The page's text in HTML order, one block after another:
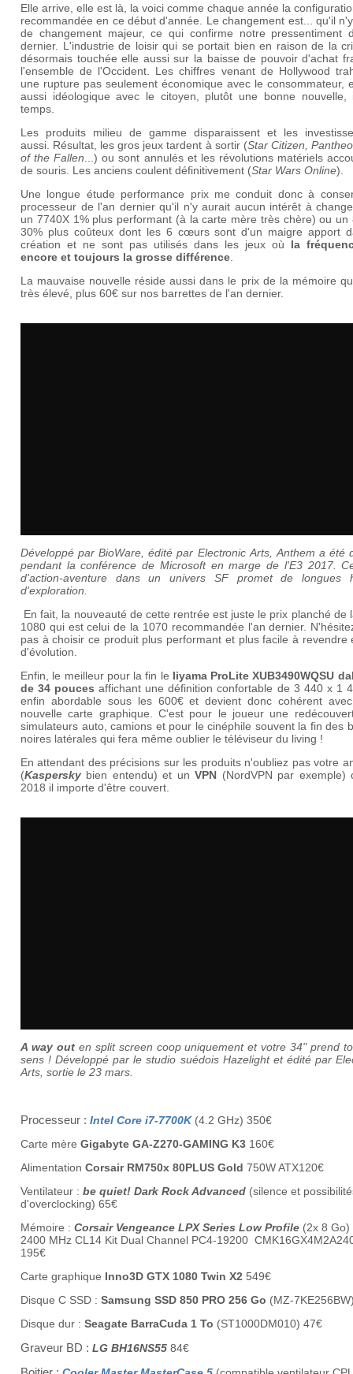
Elle arrive, elle est là, la voici comme chaque année la
recommandée en ce début d'année. Le changement est... qu'il
de changement majeur, ce qui confirme notre pressentiment
dernier. L'industrie de loisir qui se portait bien en raison de la
désormais touchée elle aussi sur la baisse de pouvoir d'achat
l'ensemble de l'Occident. Les chiffres venant de Hollywood
une rupture pas seulement économique avec le consommateur,
aussi idéologique avec le citoyen, plutôt une bonne nouvelle,
temps.
Les produits milieu de gamme disparaissent et les
aussi. Résultat, les gros jeux tardent à sortir (Star Citizen,
of the Fallen ...) ou sont annulés et les révolutions matériels
de souris. Les anciens coulent définitivement (Star Wars Online).
Une longue étude performance prix me conduit donc à
processeur de l'an dernier qu'il n'y aurait aucun intérêt à
un 7740X 1% plus performant (à la carte mère très chère) ou un
30% plus coûteux dont les 6 cœurs sont d'un maigre apport
création et ne sont pas utilisés dans les jeux où la
encore et toujours la grosse différence
La mauvaise nouvelle réside aussi dans le prix de la mémoire
très élevé, plus 60€ sur nos barrettes de l'an dernier.
Développé par BioWare, édité par Electronic Arts, Anthem a été
pendant la conférence de Microsoft en marge de l'E3 2017.
d'action-aventure dans un univers SF promet de longues
d'exploration.
En fait, la nouveauté de cette rentrée est juste le prix planché de
1080 qui est celui de la 1070 recommandée l'an dernier.
pas à choisir ce produit plus performant et plus facile à revendre
d'évolution.
Enfin, le meilleur pour la fin le Iiyama ProLite XUB3490WQSU
de 34 pouces affichant une définition confortable de 3 440 x 1
enfin abordable sous les 600€ et devient donc cohérent
nouvelle carte graphique. C'est pour le joueur une
simulateurs auto, camions et pour le cinéphile souvent la fin des
noires latérales qui fera même oublier le téléviseur du living !
En attendant des précisions sur les produits n'oubliez pas votre
(Kaspersky bien entendu) et unVPN (NordVPN par exemple)
2018 il importe d'être couvert.
A way outen split screen coop uniquement et votre 34" prend
sens ! Développé par le studio suédois Hazelight et édité par
Arts, sortie le 23 mars.
Processeur : Intel Core i7-7700K(4.2 GHz) 350€
Carte mère Gigabyte GA-Z270-GAMING K3 160€
Alimentation Corsair RM750x 80PLUS Gold 750W ATX120€
Ventilateur : be quiet! Dark Rock Advanced (silence et
d'overclocking) 65€
Mémoire : Corsair Vengeance LPX Series Low Profile (2x 8 Go)
2400 MHz CL14 Kit Dual Channel PC4-19200
195€
Carte graphique Inno3D GTX 1080 Twin X2 549€
Disque C SSD : Samsung SSD 850 PRO 256 Go (MZ-
Disque dur : Seagate BarraCuda 1 To (ST1000DM010) 47€
Graveur BD : LG BH16NS55 84€